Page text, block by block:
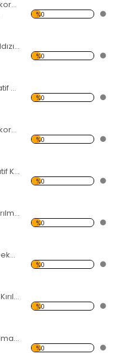
Basketbol Toplu Dekoratif Kırılmaz Ayna
%0
Deniz Atı ve Deniz Yıldızı Dekoratif Kırılmaz Ayna
%0
Uğur Böceği Dekoratif Kırılmaz Ayna
%0
Romantik Kuşlar Dekoratif Kırılmaz Ayna
%0
Ördek Ailesi Dekoratif Kırılmaz Ayna
%0
Hırsızlar Dekoratif Kırılmaz Ayna
%0
Ayaktaki Ördekler Dekoratif Kırılmaz Ayna
%0
Yarasalar Dekoratif Kırılmaz Ayna
%0
Sirk Fili Dekoratif Kırılmaz Ayna
%0